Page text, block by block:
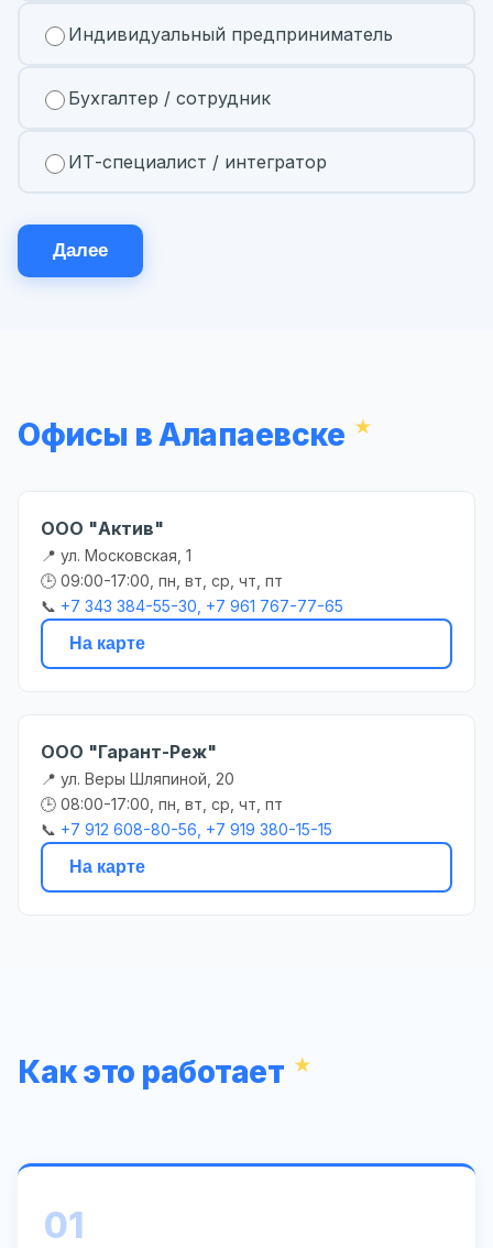
Индивидуальный предприниматель
Бухгалтер / сотрудник
ИТ-специалист / интегратор
Далее
Офисы в Алапаевске
ООО "Актив"
📍 ул. Московская, 1
🕒 09:00-17:00, пн, вт, ср, чт, пт
📞 +7 343 384-55-30, +7 961 767-77-65
На карте
ООО "Гарант-Реж"
📍 ул. Веры Шляпиной, 20
🕒 08:00-17:00, пн, вт, ср, чт, пт
📞 +7 912 608-80-56, +7 919 380-15-15
На карте
Как это работает
01